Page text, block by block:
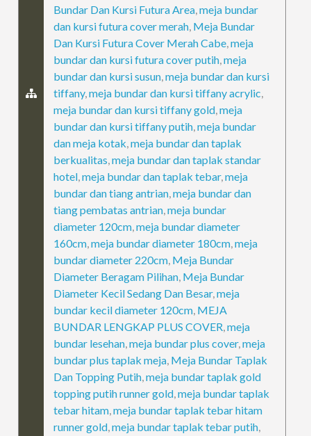
Bundar Dan Kursi Futura Area,meja bundar
dan kursi futura cover merah, Meja Bundar
Dan Kursi Futura Cover Merah Cabe,meja
bundar dan kursi futura cover putih,meja
bundar dan kursi susun,meja bundar dan kursi
tiffany,meja bundar dan kursi tiffany acrylic,
meja bundar dan kursi tiffany gold,meja
bundar dan kursi tiffany putih,meja bundar
dan meja kotak,meja bundar dan taplak
berkualitas,meja bundar dan taplak standar
hotel,meja bundar dan taplak tebar,meja
bundar dan tiang antrian,meja bundar dan
tiang pembatas antrian,meja bundar
diameter 120cm,meja bundar diameter
160cm,meja bundar diameter 180cm,meja
bundar diameter 220cm, Meja Bundar
Diameter Beragam Pilihan, Meja Bundar
Diameter Kecil Sedang Dan Besar,meja
bundar kecil diameter 120cm, MEJA
BUNDAR LENGKAP PLUS COVER,meja
bundar lesehan,meja bundar plus cover,meja
bundar plus taplak meja, Meja Bundar Taplak
Dan Topping Putih,meja bundar taplak gold
topping putih runner gold,meja bundar taplak
tebar hitam,meja bundar taplak tebar hitam
runner gold,meja bundar taplak tebar putih,